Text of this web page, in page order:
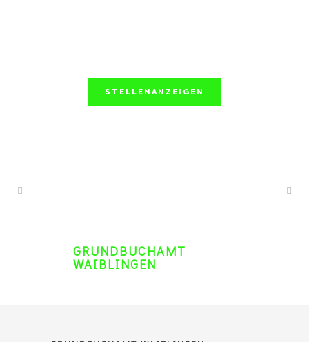
STELLENANZEIGEN
GRUNDBUCHAMT
WAIBLINGEN